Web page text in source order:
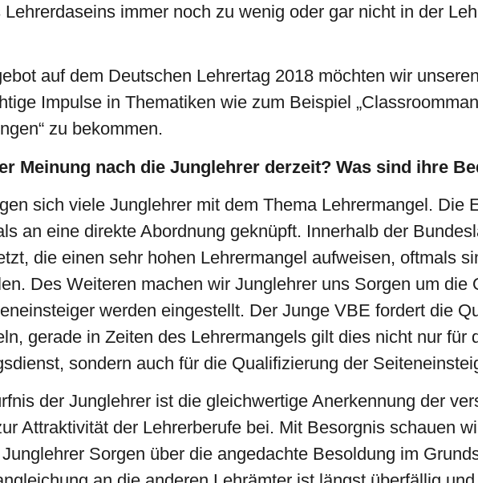
immer noch zu wenig oder gar nicht in der
auf dem Deutschen Lehrertag 2018 möchten wir
Impulse in Thematiken wie zum Beispiel
zu bekommen.
Meinung nach die Junglehrer derzeit? Was sind ihre
sich viele Junglehrer mit dem Thema Lehrermangel. Die
an eine direkte Abordnung geknüpft. Innerhalb der
die einen sehr hohen Lehrermangel aufweisen, oftmals
Des Weiteren machen wir Junglehrer uns Sorgen um die
werden eingestellt. Der Junge VBE fordert die
gerade in Zeiten des Lehrermangels gilt dies nicht nur für
sondern auch für die Qualifizierung der
der Junglehrer ist die gleichwertige Anerkennung der
Attraktivität der Lehrerberufe bei. Mit Besorgnis schauen
Sorgen über die angedachte Besoldung im